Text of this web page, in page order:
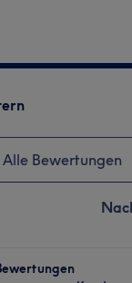
Alle Bewertungen